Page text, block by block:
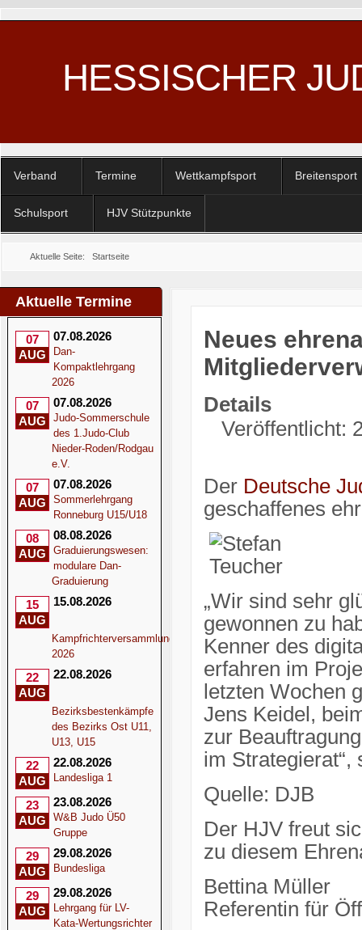
HESSISCHER
Verband Termine Wettkampfsport Breitensport
Schulsport HJV Stützpunkte
Aktuelle Seite: Startseite
Aktuelle Termine
07
AUG
07.08.2026
Dan-
Kompaktlehrgang
2026
07
AUG
07.08.2026
Judo-Sommerschule
des 1.Judo-Club
Nieder-Roden/Rodgau
e.V.
07
AUG
07.08.2026
Sommerlehrgang
Ronneburg U15/U18
08
AUG
08.08.2026
Graduierungswesen:
modulare Dan-
Graduierung
15
AUG
15.08.2026
Kampfrichterversammlung
2026
22
AUG
22.08.2026
Bezirksbestenkämpfe
des Bezirks Ost U11,
U13, U15
22
AUG
22.08.2026
Landesliga 1
23
AUG
23.08.2026
W&B Judo Ü50
Gruppe
29
AUG
29.08.2026
Bundesliga
29
AUG
29.08.2026
Lehrgang für LV-
Kata-Wertungsrichter
Neues
Details
Veröffentlicht:
Der Deutsche
geschaffenes
„Wir sind sehr
gewonnen zu
Kenner des
erfahren im
letzten Wochen
Jens Keidel,
zur
im Strategierat“,
Quelle: DJB
Der HJV freut
zu diesem
Bettina Müller
Referentin für